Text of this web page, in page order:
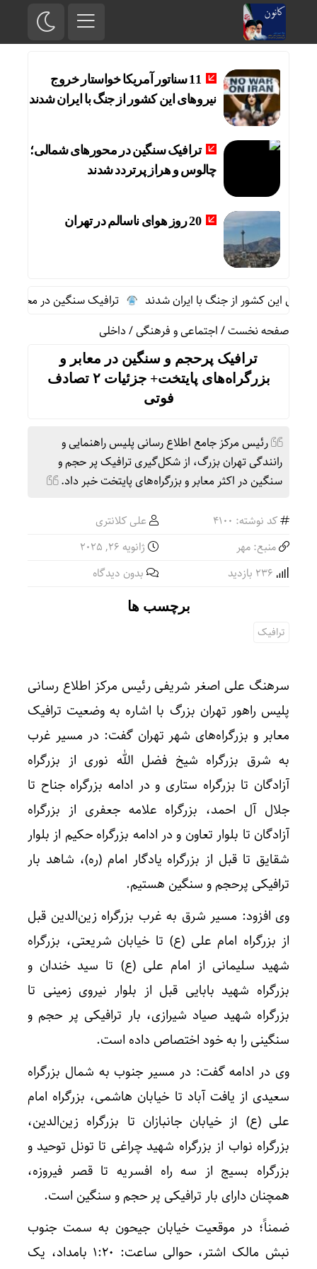
11 سناتور آمریکا خواستار خروج
نیروهای این کشور از جنگ با ایران شدند
ترافیک سنگین در محورهای شمالی؛
چالوس و هراز پرتردد شدند
20 روز هوای ناسالم در تهران
ترافیک سنگین در محورهای
صفحه نخست/اجتماعی و فرهنگی/داخلی
ترافیک پرحجم و سنگین در معابر و
بزرگراه‌های پایتخت+ جزئیات ۲ تصادف
فوتی
رئیس مرکز جامع اطلاع رسانی پلیس راهنمایی و
رانندگی تهران بزرگ، از شکل‌گیری ترافیک پر حجم و
سنگین در اکثر معابر و بزرگراه‌های پایتخت خبر داد.
کد نوشته: 4100
علی کلانتری
منبع: مهر
ژانویه 26, 2025
بدون دیدگاه
برچسب ها
ترافیک
سرهنگ علی اصغر شریفی رئیس مرکز اطلاع رسانی
پلیس راهور تهران بزرگ با اشاره به وضعیت ترافیک
معابر و بزرگراه‌های شهر تهران گفت: در مسیر غرب
به شرق بزرگراه شیخ فضل الله نوری از بزرگراه
آزادگان تا بزرگراه ستاری و در ادامه بزرگراه جناح تا
جلال آل احمد، بزرگراه علامه جعفری از بزرگراه
آزادگان تا بلوار تعاون و در ادامه بزرگراه حکیم از بلوار
شقایق تا قبل از بزرگراه یادگار امام (ره)، شاهد بار
ترافیکی پرحجم و سنگین هستیم.
وی افزود: مسیر شرق به غرب بزرگراه زین‌الدین قبل
از بزرگراه امام علی (ع) تا خیابان شریعتی، بزرگراه
شهید سلیمانی از امام علی (ع) تا سید خندان و
بزرگراه شهید بابایی قبل از بلوار نیروی زمینی تا
بزرگراه شهید صیاد شیرازی، بار ترافیکی پر حجم و
سنگینی را به خود اختصاص داده است.
وی در ادامه گفت: در مسیر جنوب به شمال بزرگراه
سعیدی از یافت آباد تا خیابان هاشمی، بزرگراه امام
علی (ع) از خیابان جانبازان تا بزرگراه زین‌الدین،
بزرگراه نواب از بزرگراه شهید چراغی تا تونل توحید و
بزرگراه بسیج از سه راه افسریه تا قصر فیروزه،
همچنان دارای بار ترافیکی پر حجم و سنگین است.
ضمناً؛ در موقعیت خیابان جیحون به سمت جنوب
نبش مالک اشتر، حوالی ساعت: ۱:۲۰ بامداد، یک